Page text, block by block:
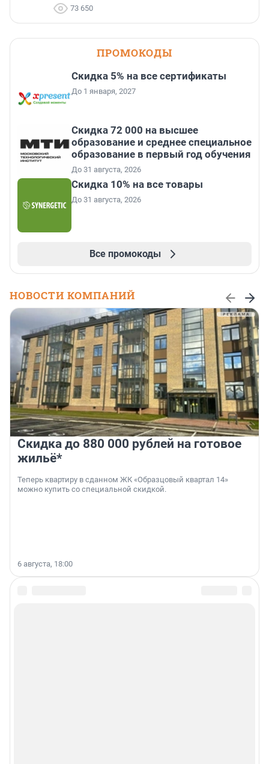
73 650
ПРОМОКОДЫ
Скидка 5% на все сертификаты
До 1 января, 2027
Скидка 72 000 на высшее
образование и среднее специальное
образование в первый год обучения
До 31 августа, 2026
Скидка 10% на все товары
До 31 августа, 2026
Все промокоды
НОВОСТИ КОМПАНИЙ
Скидка до 880 000 рублей на готовое
жильё*
Теперь квартиру в сданном ЖК «Образцовый квартал 14»
можно купить со специальной скидкой.
6 августа, 18:00